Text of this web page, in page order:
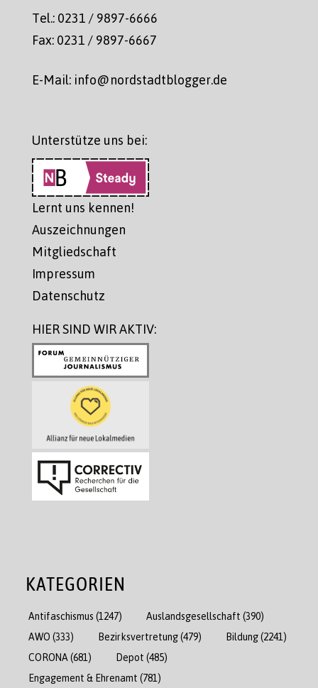
Tel.: 0231 / 9897-6666
Fax: 0231 / 9897-6667
E-Mail: info@nordstadtblogger.de
Unterstütze uns bei:
Lernt uns kennen!
Auszeichnungen
Mitgliedschaft
Impressum
Datenschutz
HIER SIND WIR AKTIV:
KATEGORIEN
Antifaschismus (1247) Auslandsgesellschaft (390)
AWO (333) Bezirksvertretung(479) Bildung(2241)
CORONA (681) Depot (485)
Engagement & Ehrenamt (781)